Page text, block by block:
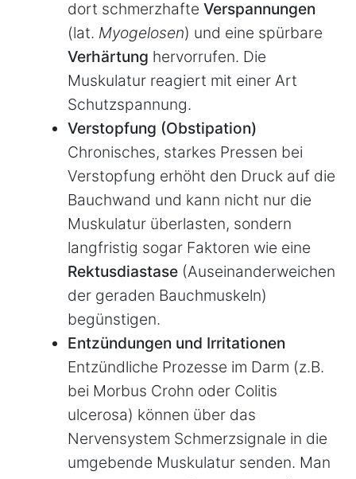
dort schmerzhafte Verspannungen
(lat. Myogelosen) und eine spürbare
Verhärtung hervorrufen. Die
Muskulatur reagiert mit einer Art
Schutzspannung.
Verstopfung (Obstipation)
Chronisches, starkes Pressen bei
Verstopfung erhöht den Druck auf die
Bauchwand und kann nicht nur die
Muskulatur überlasten, sondern
langfristig sogar Faktoren wie eine
Rektusdiastase (Auseinanderweichen
der geraden Bauchmuskeln)
begünstigen.
Entzündungen und Irritationen
Entzündliche Prozesse im Darm (z.B.
bei Morbus Crohn oder Colitis
ulcerosa) können über das
Nervensystem Schmerzsignale in die
umgebende Muskulatur senden. Man